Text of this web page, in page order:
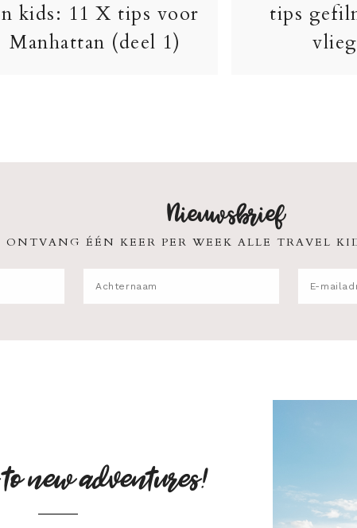
kids: 11 X tips voor
Manhattan (deel 1)
tips
Nieuwsbrief
ONTVANG ÉÉN KEER PER WEEK ALLE TRAVEL
new adventures!